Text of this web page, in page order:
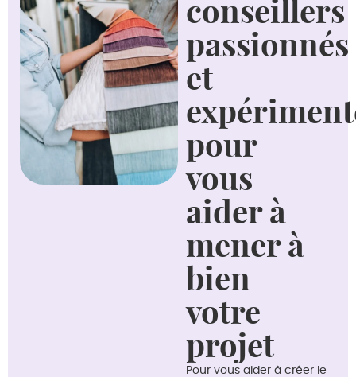
conseillers
passionnés
et
pour
vous
aider à
mener à
bien
votre
projet
Pour vous aider à créer le